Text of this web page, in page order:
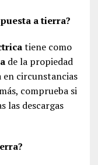
a tierra?
tiene como
de la propiedad
en circunstancias
comprueba si
las descargas